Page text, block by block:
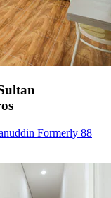
Formerly 88